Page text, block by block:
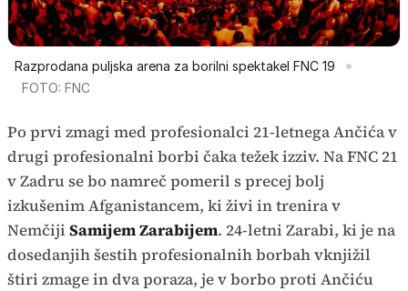
Razprodana puljska arena za borilni spektakel FNC 19
FOTO: FNC
Po prvi zmagi med profesionalci 21-letnega Ančića v
drugi profesionalni borbi čaka težek izziv. Na FNC 21
v Zadru se bo namreč pomeril s precej bolj
izkušenim Afganistancem, ki živi in trenira v
Nemčiji Samijem Zarabijem. 24-letni Zarabi, ki je na
dosedanjih šestih profesionalnih borbah vknjižil
štiri zmage in dva poraza, je v borbo proti Ančiću